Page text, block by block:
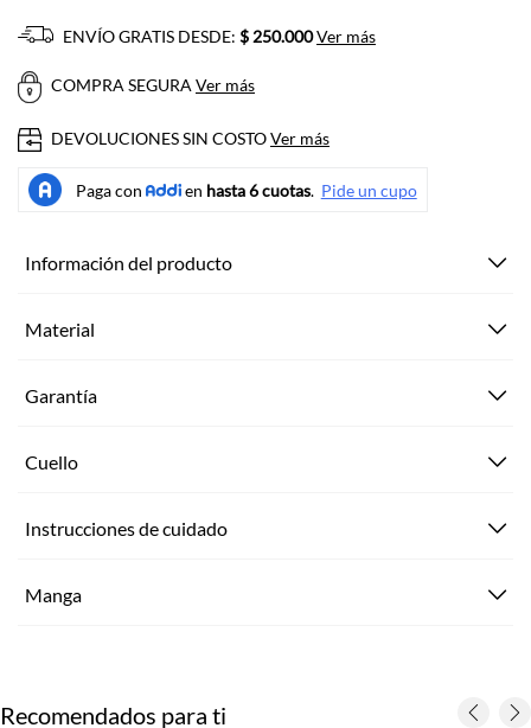
ENVÍO GRATIS DESDE: $ 250.000Ver más
COMPRA SEGURA Ver más
DEVOLUCIONES SIN COSTOVer más
Información del producto
Material
Garantía
Cuello
Instrucciones de cuidado
Manga
Recomendados para ti